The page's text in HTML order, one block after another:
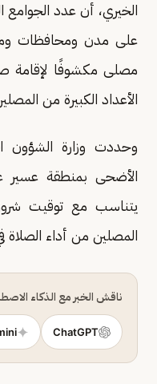
مصلى مكشوفًا لإقامة
الأعداد الكبيرة من
وحددت وزارة الشؤون
يتناسب مع توقيت
المصلين من أداء الصلاة
ناقش الخبر مع الذكاء
ChatGPT